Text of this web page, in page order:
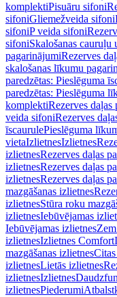
komplektiPisuāru sifoni
sifoniGliemežveida sifoni
sifoniP veida sifoni
sifoniSkalošanas cauruļu
pagarinājumiRezerves
skalošanas līkumu
paredzētas: Pieslēguma
paredzētas: Pieslēguma
komplektiRezerves
veida sifoniRezerves
īscaurulePieslēguma
vietaIzlietnesIzlietnes
izlietnesRezerves daļas
izlietnesRezerves daļas
izlietnesRezerves daļas
mazgāšanas izlietnes
izlietnesStūra roku
izlietnesIebūvējamas
Iebūvējamas izlietnes
izlietnesIzlietnes Comfort
mazgāšanas izlietnes
izlietnesLietās izlietnes
izlietnesIzlietnes
izlietnesPiederumi